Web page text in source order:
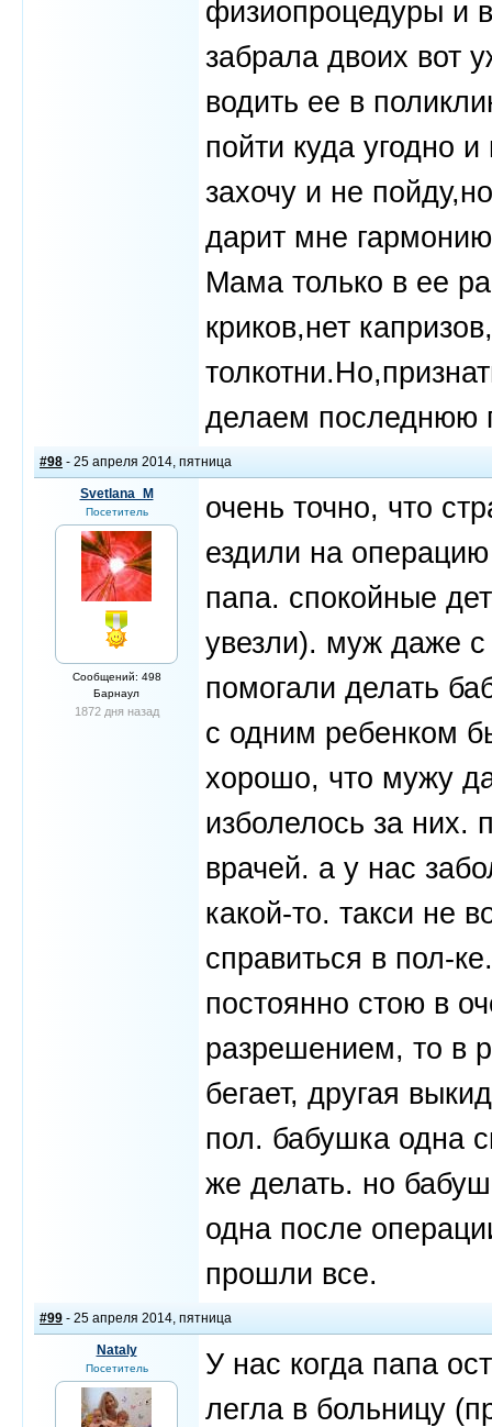
физиопроцедуры и
забрала двоих вот
водить ее в
пойти куда угодно
захочу и не
дарит мне
Мама только в ее
криков,нет
делаем последнюю
#98 - 25 апреля 2014, пятница
Svetlana_M
Посетитель
Сообщений: 498
Барнаул
1872 дня назад
очень точно, что
ездили на
папа. спокойные
увезли). муж даже
помогали делать
с одним ребенком
хорошо, что мужу
изболелось за них.
врачей. а у нас
какой-то. такси не
справиться в пол-
постоянно стою в
разрешением, то в
бегает, другая
пол. бабушка одна
же делать. но
одна после
прошли все.
#99 - 25 апреля 2014, пятница
Nataly
Посетитель
У нас когда папа
легла в больницу